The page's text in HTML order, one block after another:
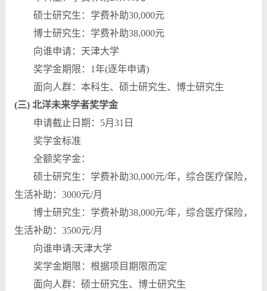
硕士研究生：学费补助30,000元
博士研究生：学费补助38,000元
向谁申请：天津大学
奖学金期限：1年(逐年申请)
面向人群：本科生、硕士研究生、博士研究生
(三) 北洋未来学者奖学金
申请截止日期：5月31日
奖学金标准
全额奖学金：
硕士研究生：学费补助30,000元/年，综合医疗保险，
生活补助：3000元/月
博士研究生：学费补助38,000元/年，综合医疗保险，
生活补助：3500元/月
向谁申请:天津大学
奖学金期限：根据项目期限而定
面向人群：硕士研究生、博士研究生